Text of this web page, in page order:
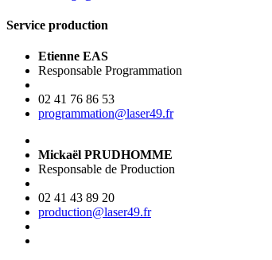
Service production
Etienne EAS
Responsable Programmation
02 41 76 86 53
programmation@laser49.fr
Mickaël PRUDHOMME
Responsable de Production
02 41 43 89 20
production@laser49.fr